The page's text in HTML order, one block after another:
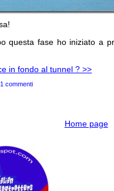
questa fase ho iniziato a
in fondo al tunnel ? >>
1 commenti
Home page